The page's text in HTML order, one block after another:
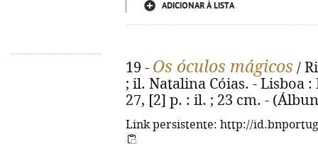
ADICIONAR À LISTA
19 - Os óculos mágicos /
; il. Natalina Cóias. - Lisboa
27, [2] p. : il. ; 23 cm. -
Link persistente: http://